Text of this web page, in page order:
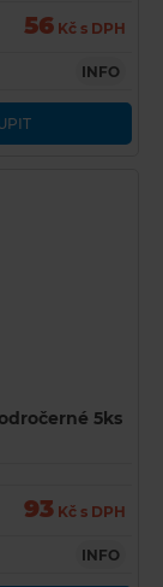
56 Kč s DPH
INFO
5ks
93 Kč s DPH
INFO